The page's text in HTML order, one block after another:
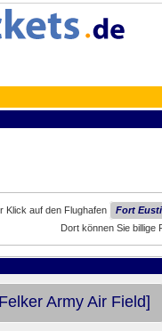
Klick auf den Flughafen
Fort
Dort können Sie billige
Army Air Field]